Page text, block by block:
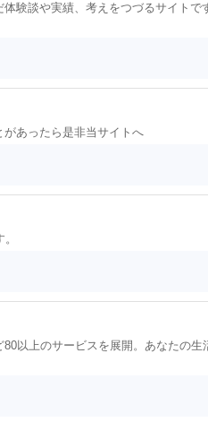
験談や実績、考えをつづるサイトで
あったら是非当サイトへ
以上のサービスを展開。あなたの生